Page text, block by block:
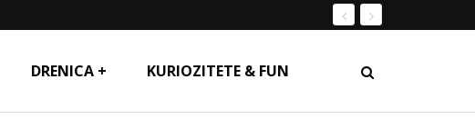
DRENICA + KURIOZITETE & FUN